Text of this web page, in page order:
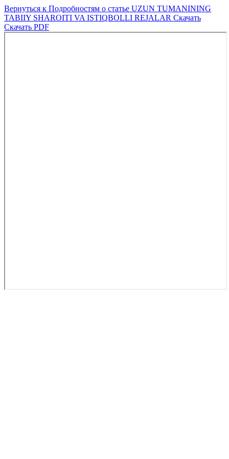
Вернуться к Подробностям о статье UZUN TUMANINING
TABIIY SHAROITI VA ISTIQBOLLI REJALAR Скачать
Скачать PDF